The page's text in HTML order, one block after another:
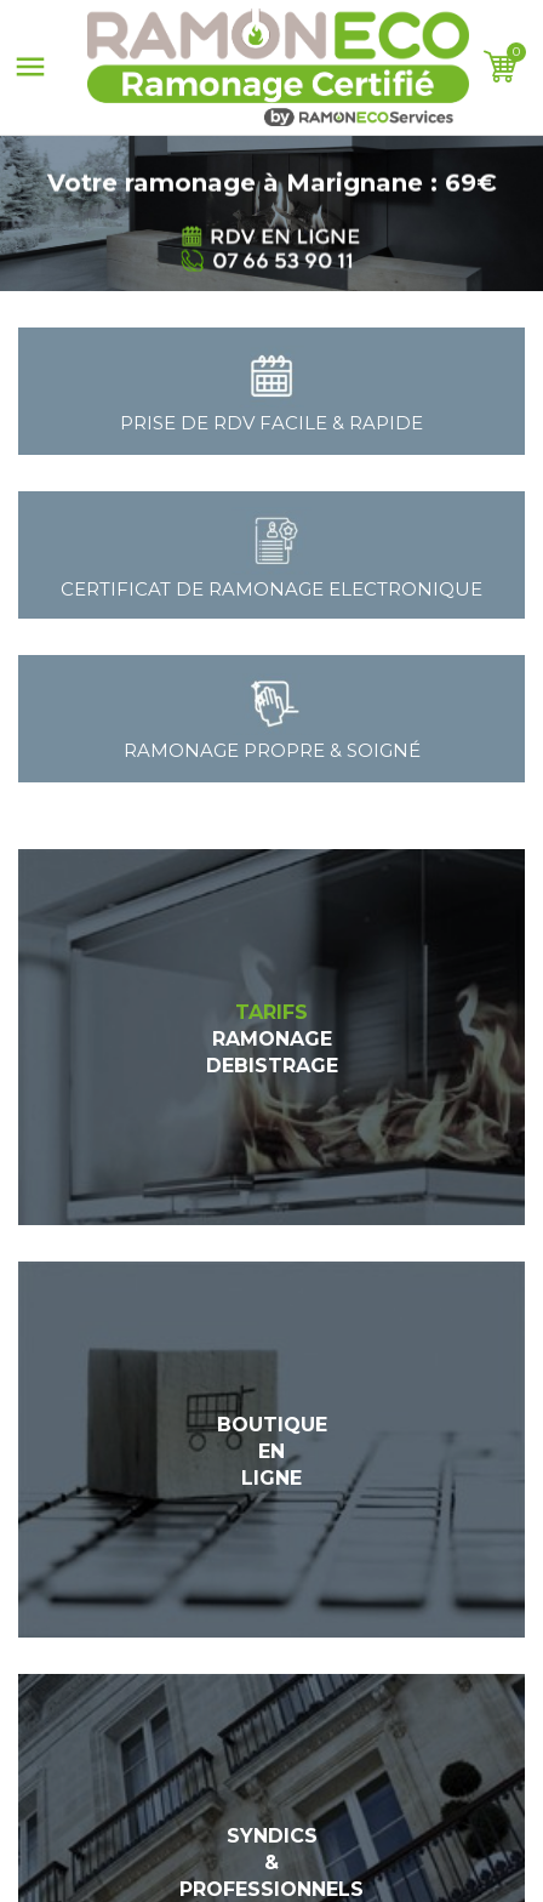
 0
Votre ramonage à Marignane : 69€
PRISE DE RDV FACILE & RAPIDE
CERTIFICAT DE RAMONAGE ELECTRONIQUE
RAMONAGE PROPRE & SOIGNÉ
TARIFS
RAMONAGE
DEBISTRAGE
BOUTIQUE
EN
LIGNE
SYNDICS
&
PROFESSIONNELS